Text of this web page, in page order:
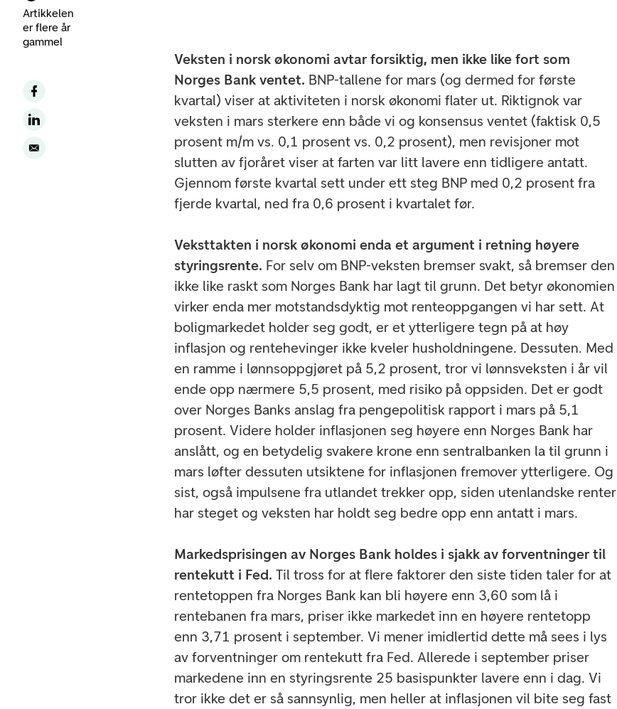
Artikkelen
er flere år
gammel
Veksten i norsk økonomi avtar forsiktig, men ikke like fort som
Norges Bank ventet. BNP-tallene for mars (og dermed for første
kvartal) viser at aktiviteten i norsk økonomi flater ut. Riktignok var
veksten i mars sterkere enn både vi og konsensus ventet (faktisk 0,5
prosent m/m vs. 0,1 prosent vs. 0,2 prosent), men revisjoner mot
slutten av fjoråret viser at farten var litt lavere enn tidligere antatt.
Gjennom første kvartal sett under ett steg BNP med 0,2 prosent fra
fjerde kvartal, ned fra 0,6 prosent i kvartalet før.
Veksttakten i norsk økonomi enda et argument i retning høyere
styringsrente. For selv om BNP-veksten bremser svakt, så bremser den
ikke like raskt som Norges Bank har lagt til grunn. Det betyr økonomien
virker enda mer motstandsdyktig mot renteoppgangen vi har sett. At
boligmarkedet holder seg godt, er et ytterligere tegn på at høy
inflasjon og rentehevinger ikke kveler husholdningene. Dessuten. Med
en ramme i lønnsoppgjøret på 5,2 prosent, tror vi lønnsveksten i år vil
ende opp nærmere 5,5 prosent, med risiko på oppsiden. Det er godt
over Norges Banks anslag fra pengepolitisk rapport i mars på 5,1
prosent. Videre holder inflasjonen seg høyere enn Norges Bank har
anslått, og en betydelig svakere krone enn sentralbanken la til grunn i
mars løfter dessuten utsiktene for inflasjonen fremover ytterligere. Og
sist, også impulsene fra utlandet trekker opp, siden utenlandske renter
har steget og veksten har holdt seg bedre opp enn antatt i mars.
Markedsprisingen av Norges Bank holdes i sjakk av forventninger til
rentekutt i Fed. Til tross for at flere faktorer den siste tiden taler for at
rentetoppen fra Norges Bank kan bli høyere enn 3,60 som lå i
rentebanen fra mars, priser ikke markedet inn en høyere rentetopp
enn 3,71 prosent i september. Vi mener imidlertid dette må sees i lys
av forventninger om rentekutt fra Fed. Allerede i september priser
markedene inn en styringsrente 25 basispunkter lavere enn i dag. Vi
tror ikke det er så sannsynlig, men heller at inflasjonen vil bite seg fast